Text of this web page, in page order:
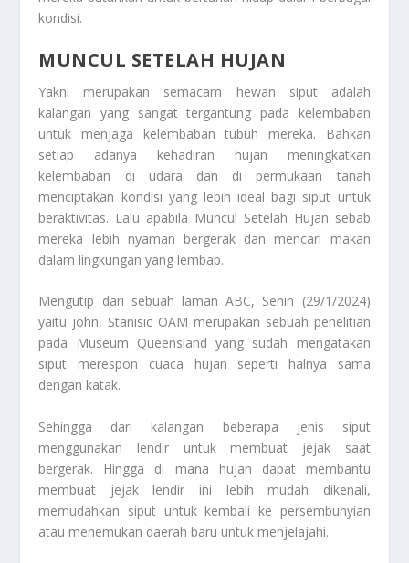
kondisi.
MUNCUL SETELAH HUJAN
Yakni merupakan semacam hewan siput adalah
kalangan yang sangat tergantung pada kelembaban
untuk menjaga kelembaban tubuh mereka. Bahkan
setiap adanya kehadiran hujan meningkatkan
kelembaban di udara dan di permukaan tanah
menciptakan kondisi yang lebih ideal bagi siput untuk
beraktivitas. Lalu apabila Muncul Setelah Hujan sebab
mereka lebih nyaman bergerak dan mencari makan
dalam lingkungan yang lembap.
Mengutip dari sebuah lamanABC, Senin (29/1/2024)
yaitu john, Stanisic OAM merupakan sebuah penelitian
pada Museum Queensland yang sudah mengatakan
siput merespon cuaca hujan seperti halnya sama
dengan katak.
Sehingga dari kalangan beberapa jenis siput
menggunakan lendir untuk membuat jejak saat
bergerak. Hingga di mana hujan dapat membantu
membuat jejak lendir ini lebih mudah dikenali,
memudahkan siput untuk kembali ke persembunyian
atau menemukan daerah baru untuk menjelajahi.